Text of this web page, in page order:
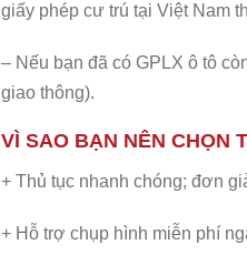
giấy phép cư trú tại Việt Nam
– Nếu bạn đã có GPLX ô tô
giao thông).
VÌ SAO BẠN NÊN CHỌN
+ Thủ tục nhanh chóng; đơn
+ Hỗ trợ chụp hình miễn phí